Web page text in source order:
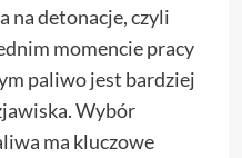
na detonacje, czyli
momencie pracy
paliwo jest bardziej
Wybór
ma kluczowe